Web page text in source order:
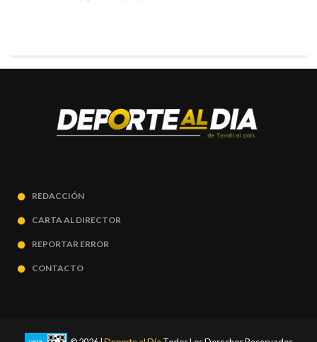
REDACCIÓN
CARTA AL DIRECTOR
REPORTAR ERROR
CONTACTO